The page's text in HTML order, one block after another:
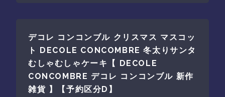
デコレ コンコンブル クリスマス マスコッ
ト DECOLE CONCOMBRE 冬太りサンタ
むしゃむしゃケーキ【 DECOLE
CONCOMBRE デコレ コンコンブル 新作
雑貨 】【予約区分D】